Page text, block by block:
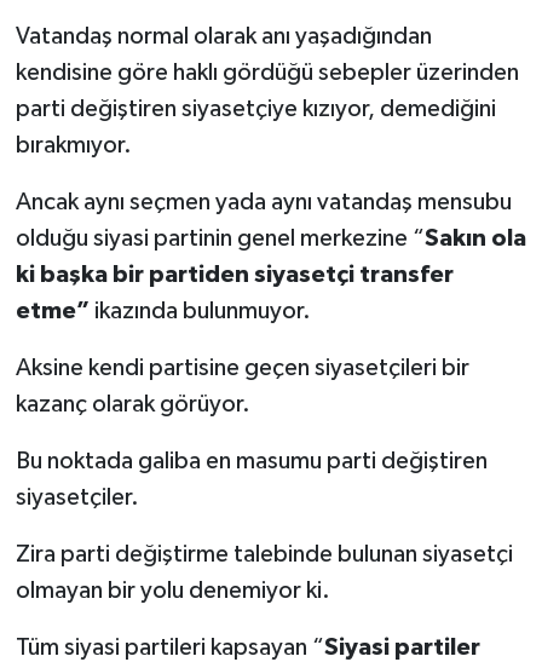
Vatandaş normal olarak anı yaşadığından
kendisine göre haklı gördüğü sebepler üzerinden
parti değiştiren siyasetçiye kızıyor, demediğini
bırakmıyor.
Ancak aynı seçmen yada aynı vatandaş mensubu
olduğu siyasi partinin genel merkezine “Sakın ola
ki başka bir partiden siyasetçi transfer
etme” ikazında bulunmuyor.
Aksine kendi partisine geçen siyasetçileri bir
kazanç olarak görüyor.
Bu noktada galiba en masumu parti değiştiren
siyasetçiler.
Zira parti değiştirme talebinde bulunan siyasetçi
olmayan bir yolu denemiyor ki.
Tüm siyasi partileri kapsayan “Siyasi partiler